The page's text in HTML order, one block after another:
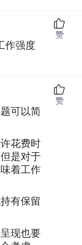
作强度
赞
可以简
花费时
是对于
着工作
有保留
现也要
赞